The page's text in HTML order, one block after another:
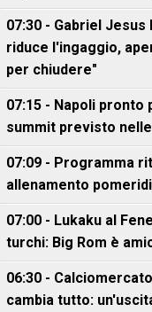
07:30 - Gabriel Jesus
riduce l'ingaggio,
per chiudere"
07:15 - Napoli
summit previsto
07:09 - Programma
allenamento
07:00 - Lukaku al
turchi: Big Rom è
06:30 -
cambia tutto: